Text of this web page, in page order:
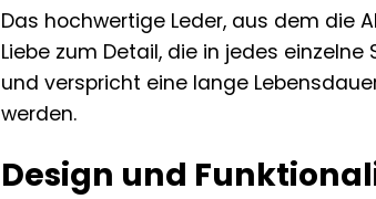
Das hochwertige Leder, aus dem die
Liebe zum Detail, die in jedes
und verspricht eine lange
werden.
Design und